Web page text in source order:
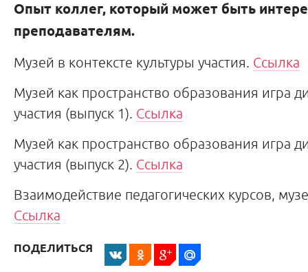
Опыт коллег, который может быть
преподавателям.
Музей в контексте культуры участия. Ссылка
Музей как пространство образования игра
участия (выпуск 1). Ссылка
Музей как пространство образования игра
участия (выпуск 2). Ссылка
Взаимодействие педагогических курсов,
Ссылка
ПОДЕЛИТЬСЯ